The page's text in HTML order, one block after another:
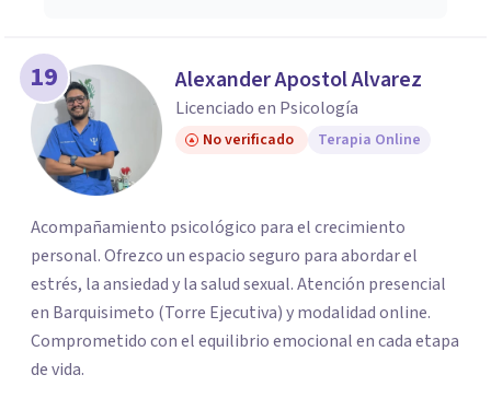
19 Alexander Apostol Alvarez
Licenciado en Psicología
No verificado Terapia Online
Acompañamiento psicológico para el crecimiento
personal. Ofrezco un espacio seguro para abordar el
estrés, la ansiedad y la salud sexual. Atención presencial
en Barquisimeto (Torre Ejecutiva) y modalidad online.
Comprometido con el equilibrio emocional en cada etapa
de vida.